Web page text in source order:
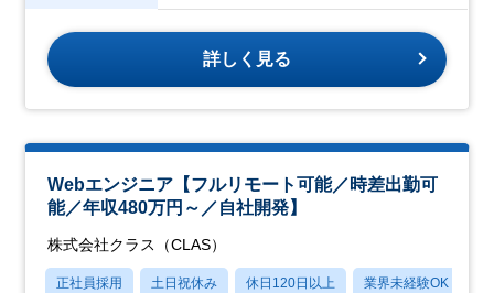
詳しく見る
Webエンジニア【フルリモート可能／時差出勤可
能／年収480万円～／自社開発】
株式会社クラス（CLAS）
正社員採用 土日祝休み 休日120日以上 業界未経験OK